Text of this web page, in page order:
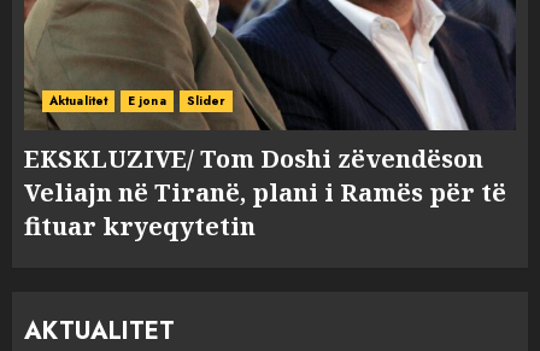
Aktualitet E jona Slider
EKSKLUZIVE/ Tom Doshi zëvendëson
Veliajn në Tiranë, plani i Ramës për të
fituar kryeqytetin
AKTUALITET